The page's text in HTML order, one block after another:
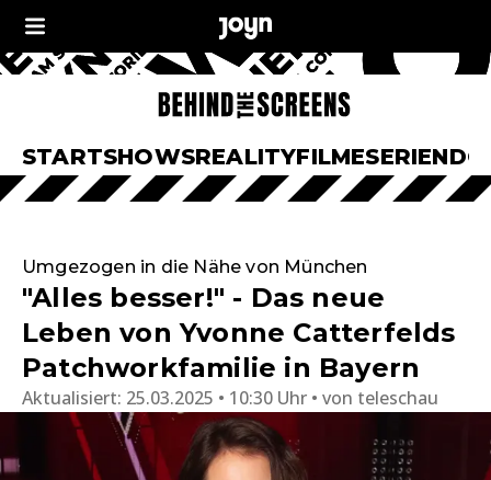
STARTSHOWSREALITYFILMESERIEN
Umgezogen in die Nähe von München
"Alles besser!" - Das neue
Leben von Yvonne Catterfelds
Patchworkfamilie in Bayern
Aktualisiert: 25.03.2025 • 10:30 Uhr von teleschau